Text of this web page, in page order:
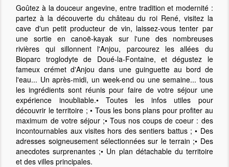
Goûtez à la douceur angevine, entre tradition et modernité :
partez à la découverte du château du roi René, visitez la
cave d'un petit producteur de vin, laissez-vous tenter par
une sortie en canoë-kayak sur l'une des nombreuses
rivières qui sillonnent l'Anjou, parcourez les allées du
Bioparc troglodyte de Doué-la-Fontaine, et dégustez le
fameux crémet d'Anjou dans une guinguette au bord de
l'eau... Un après-midi, un week-end ou une semaine... tous
les ingrédients sont réunis pour faire de votre séjour une
expérience inoubliable.• Toutes les infos utiles pour
découvrir le territoire ; • Tous les bons plans pour profiter au
maximum de votre séjour ;• Tous nos coups de coeur : des
incontournables aux visites hors des sentiers battus ; • Des
adresses soigneusement sélectionnées sur le terrain ;• Des
anecdotes surprenantes ;• Un plan détachable du territoire
et des villes principales.